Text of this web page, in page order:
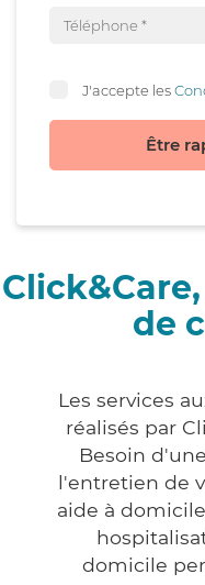
J'accepte les
Être
de
Les services
réalisés par
Besoin
l'entretien de
aide à
domicile